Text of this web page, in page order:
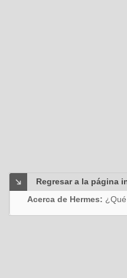
Regresar a la página
Acerca de Hermes: